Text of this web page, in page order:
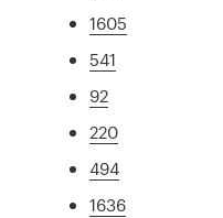
1605
541
92
220
494
1636